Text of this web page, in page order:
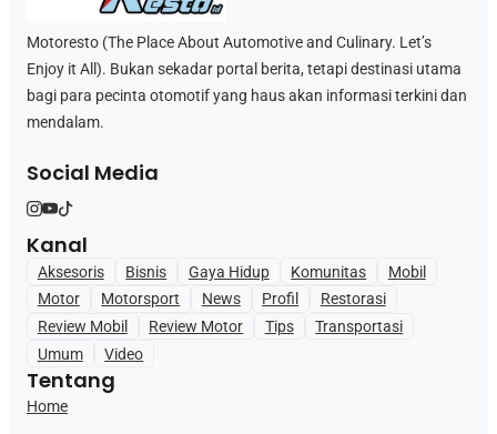
Motoresto (The Place About Automotive and Culinary. Let’s
Enjoy it All). Bukan sekadar portal berita, tetapi destinasi utama
bagi para pecinta otomotif yang haus akan informasi terkini dan
mendalam.
Social Media
Kanal
Aksesoris Bisnis Gaya Hidup Komunitas
Mobil
Motor
Motorsport News Profil
Restorasi
Review Mobil
Review Motor Tips
Transportasi
Umum
Video
Tentang
Home